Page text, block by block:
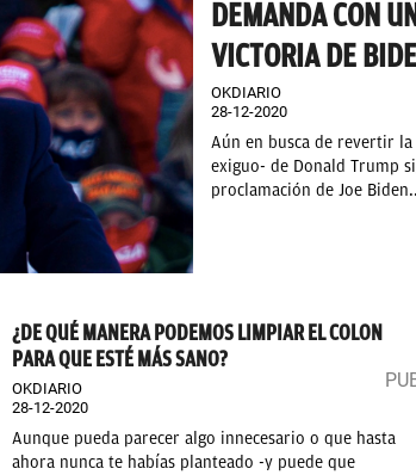
DEMANDA CON
VICTORIA DE
OKDIARIO
28-12-2020
Aún en busca de revertir
exiguo- de Donald Trump
proclamación de Joe
¿DE QUÉ MANERA PODEMOS LIMPIAR EL COLON
PARA QUE ESTÉ MÁS SANO?
OKDIARIO
28-12-2020
Aunque pueda parecer algo innecesario o que hasta
ahora nunca te habías planteado -y puede que